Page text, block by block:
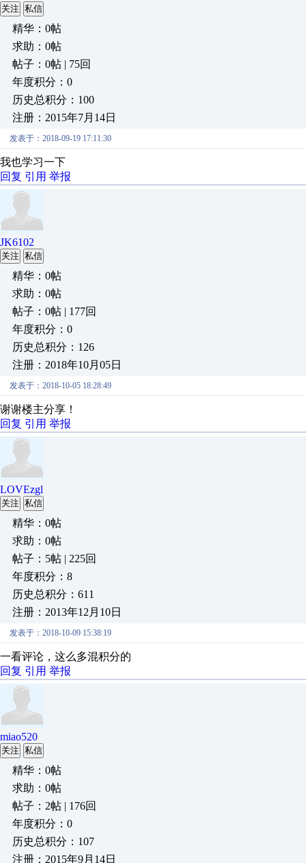
关注 私信
精华：0帖
求助：0帖
帖子：0帖 | 75回
年度积分：0
历史总积分：100
注册：2015年7月14日
发表于：2018-09-19 17:11:30
我也学习一下
回复 引用 举报
JK6102
关注 私信
精华：0帖
求助：0帖
帖子：0帖 | 177回
年度积分：0
历史总积分：126
注册：2018年10月05日
发表于：2018-10-05 18:28:49
谢谢楼主分享！
回复 引用 举报
LOVEzgl
关注 私信
精华：0帖
求助：0帖
帖子：5帖 | 225回
年度积分：8
历史总积分：611
注册：2013年12月10日
发表于：2018-10-09 15:38:19
一看评论，这么多混积分的
回复 引用 举报
miao520
关注 私信
精华：0帖
求助：0帖
帖子：2帖 | 176回
年度积分：0
历史总积分：107
注册：2015年9月14日